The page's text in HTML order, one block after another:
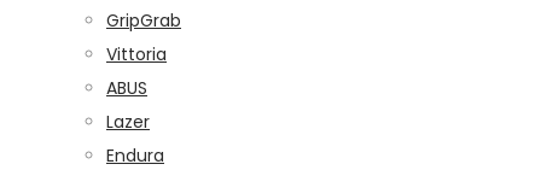
GripGrab
Vittoria
ABUS
Lazer
Endura